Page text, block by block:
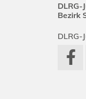
DLRG-
Bezirk
DLRG-